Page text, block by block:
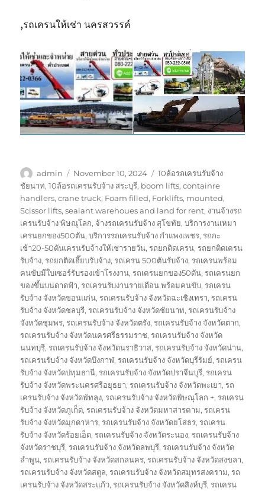
,รถเครนให้เช่า นครสวรรค์
Author
admin
Posted
on
November 10, 2024 Tags
10ล้อรถเครนรับจ้าง
ชัยนาท,10ล้อรถเครนรับจ้าง สระบุรี, boom lifts,containre
handlers,crane truck, Foam filled, Forklifts, mounted,
Scissor lifts,sealant warehoues and land for rent, งานจ้างรถ
เครนรับจ้าง พิษณุโลก, จ้างรถเครนรับจ้าง สุโขทัย,บริการงานเหมา
เครนยกของ500ตัน,บริการรถเครนรับจ้าง กำแพงเพชร,รถกะ
เช้า20-50ตันเครนรับจ้างให้เช่ารายวัน,รถยกติดเครน,รถยกติดเครน
รับจ้าง,รถยกติดเฮี๊ยบรับจ้าง,รถเครน 500ตันรับจ้าง,รถเครนพร้อม
คนขับมีใบเซอร์รับรองเข้าโรงงาน,รถเครนยกของ50ตัน,รถเครนยก
ของขึ้นบนดาดฟ้า,รถเครนรับงานรายเดือน พร้อมคนขับ,รถเครน
รับจ้าง จังหวัดขอนแก่น,รถเครนรับจ้าง จังหวัดฉะเชิงเทรา,รถเครน
รับจ้าง จังหวัดชลบุรี,รถเครนรับจ้าง จังหวัดชัยนาท,รถเครนรับจ้าง
จังหวัดชุมพร,รถเครนรับจ้าง จังหวัดตรัง,รถเครนรับจ้าง จังหวัดตาก,
รถเครนรับจ้าง จังหวัดนครศรีธรรมราช,รถเครนรับจ้าง จังหวัด
นนทบุรี,รถเครนรับจ้าง จังหวัดนราธิวาส,รถเครนรับจ้าง จังหวัดน่าน,
รถเครนรับจ้าง จังหวัดบึงกาฬ,รถเครนรับจ้าง จังหวัดบุรีรัมย์,รถเครน
รับจ้าง จังหวัดปทุมธานี,รถเครนรับจ้าง จังหวัดปราจีนบุรี,รถเครน
รับจ้าง จังหวัดพระนครศรีอยุธยา,รถเครนรับจ้าง จังหวัดพะเยา,รถ
เครนรับจ้าง จังหวัดพัทลุง,รถเครนรับจ้าง จังหวัดพิษณุโลก +,รถเครน
รับจ้าง จังหวัดภูเก็ต,รถเครนรับจ้าง จังหวัดมหาสารคาม,รถเครน
รับจ้าง จังหวัดมุกดาหาร,รถเครนรับจ้าง จังหวัดยโสธร,รถเครน
รับจ้าง จังหวัดร้อยเอ็ด,รถเครนรับจ้าง จังหวัดระนอง,รถเครนรับจ้าง
จังหวัดราชบุรี,รถเครนรับจ้าง จังหวัดลพบุรี,รถเครนรับจ้าง จังหวัด
ลำพูน,รถเครนรับจ้าง จังหวัดสกลนคร,รถเครนรับจ้าง จังหวัดสงขลา,
รถเครนรับจ้าง จังหวัดสตูล,รถเครนรับจ้าง จังหวัดสมุทรสงคราม,รถ
เครนรับจ้าง จังหวัดสระแก้ว,รถเครนรับจ้าง จังหวัดสิงห์บุรี,รถเครน